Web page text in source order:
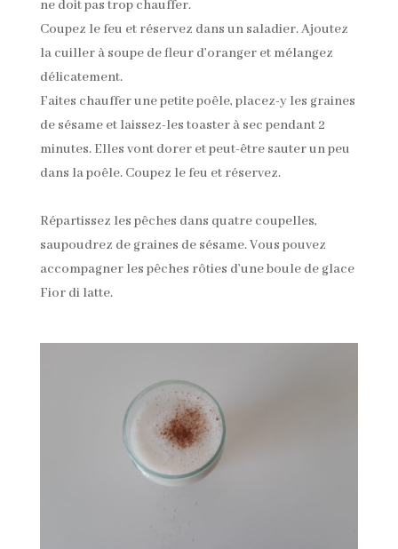
ne doit pas trop chauffer.
Coupez le feu et réservez dans un saladier. Ajoutez
la cuiller à soupe de fleur d’oranger et mélangez
délicatement.
Faites chauffer une petite poêle, placez-y les graines
de sésame et laissez-les toaster à sec pendant 2
minutes. Elles vont dorer et peut-être sauter un peu
dans la poêle. Coupez le feu et réservez.
Répartissez les pêches dans quatre coupelles,
saupoudrez de graines de sésame. Vous pouvez
accompagner les pêches rôties d’une boule de glace
Fior di latte.